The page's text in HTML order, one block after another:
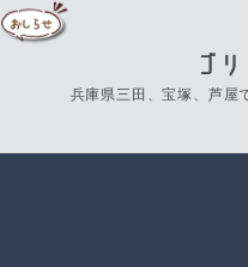
ゴ
兵庫県三田、宝塚、芦屋